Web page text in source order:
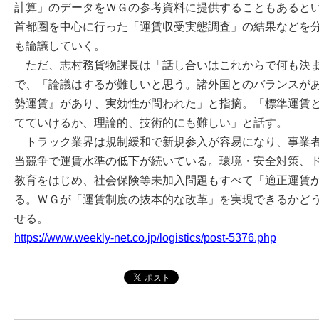
計算」のデータをＷＧの参考資料に提供することもあると
首都圏を中心に行った「運賃収受実態調査」の結果などを
も論議していく。
ただ、志村務貨物課長は「話し合いはこれからで何も決
で、「論議はするが難しいと思う。諸外国とのバランスが
勢運賃』があり、実効性が問われた」と指摘。「標準運賃
てていけるか、理論的、技術的にも難しい」と話す。
トラック業界は規制緩和で新規参入が容易になり、事業
当競争で運賃水準の低下が続いている。環境・安全対策、
教育をはじめ、社会保険等未加入問題もすべて「適正運賃
る。ＷＧが「運賃制度の抜本的な改革」を実現できるかど
せる。
https://www.weekly-net.co.jp/logistics/post-5376.php